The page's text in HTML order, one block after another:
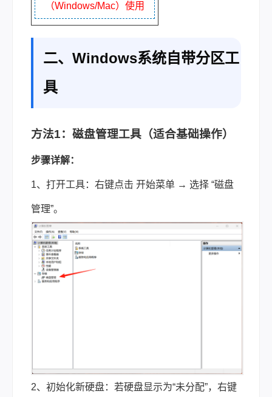
（Windows/Mac）使用
二、Windows系统自带分区工
具
方法1：磁盘管理工具（适合基础操作）
步骤详解：
1、打开工具：右键点击 开始菜单 → 选择 “磁盘
管理”。
2、初始化新硬盘：若硬盘显示为“未分配”，右键